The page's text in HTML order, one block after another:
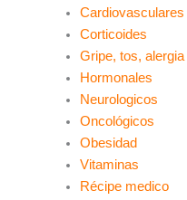
Cardiovasculares
Corticoides
Gripe, tos, alergia
Hormonales
Neurologicos
Oncológicos
Obesidad
Vitaminas
Récipe medico